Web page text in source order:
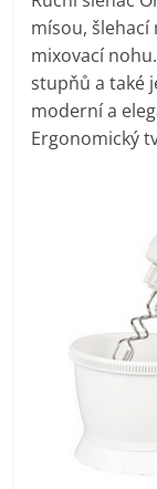
Nejlepší
elektronika
porovnání
mísou, šlehací
mixovací
stupňů a také
moderní a
Ergonomický